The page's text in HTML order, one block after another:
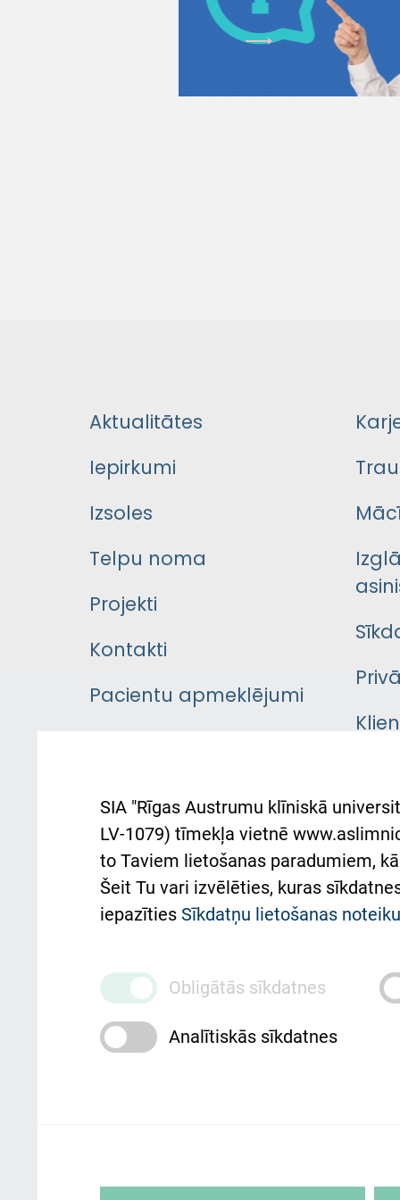
Aktualitātes
Iepirkumi
Izsoles
Telpu noma
Projekti
Kontakti
Pacientu apmeklējumi
Pacienta
atsauksmju/sūdzību
iesniegšanas kārtība
Kā pie mums nokļūt
ceļvedis
Rekvizīti un ārstniecības
та
SIA "Rīgas Austrumu klīniskā
LV-1079) tīmekļa vietnē
to Taviem lietošanas paradumiem,
Šeit Tu vari izvēlēties, kuras
iepazīties Sīkdatņu lietošanas
Obligātās sīkdatnes
Analītiskās sīkdatnes